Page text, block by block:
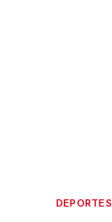
DEPORTES